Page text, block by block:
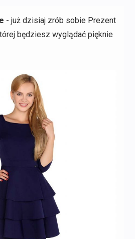
- już dzisiaj zrób sobie Prezent
będziesz wyglądać pięknie